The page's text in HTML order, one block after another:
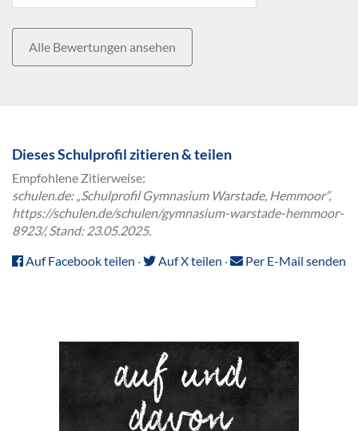
Alle Bewertungen ansehen
Dieses Schulprofil zitieren & teilen
Empfohlene Zitierweise:
schulen.de: „Schulprofil Gymnasium Warstade, Hemmoor“,
https://schulen.de/schulen/gymnasium-warstade-hemmoor-
8923/, Stand: 23.05.2025.
Auf Facebook teilen · Auf X teilen · Per E-Mail senden